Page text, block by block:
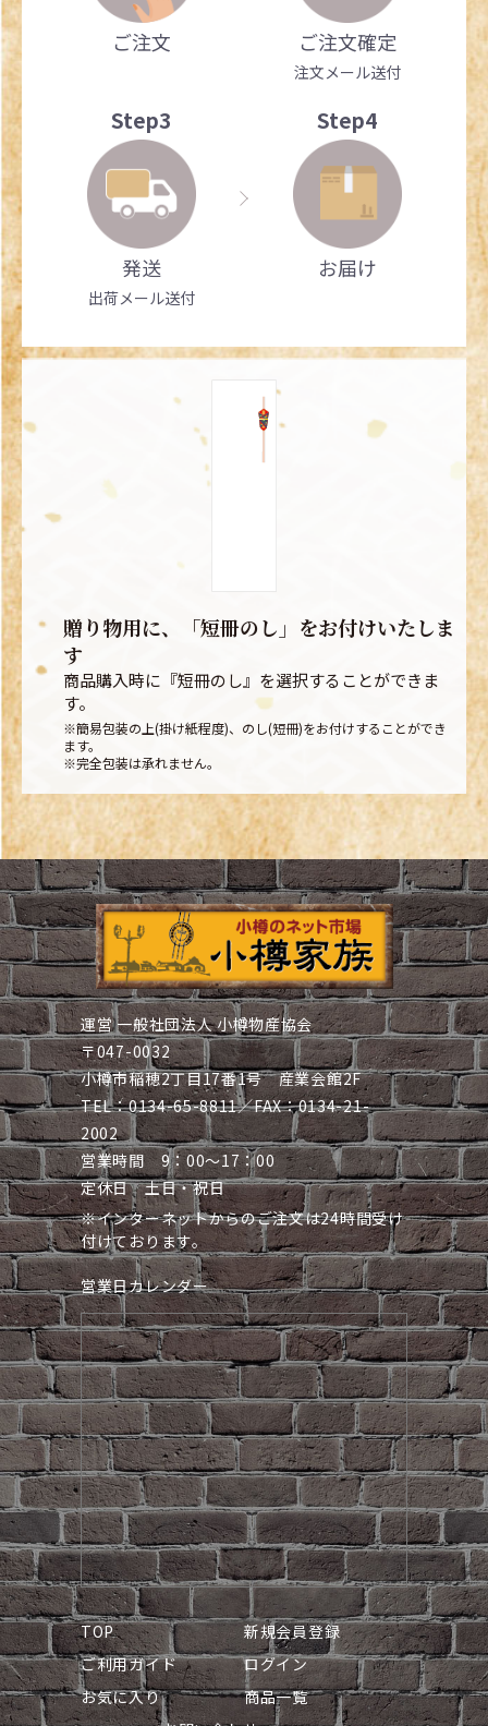
ご注文 ご注文確定
注文メール送付
Step3
発送
出荷メール送付
Step4
お届け
贈り物用に、「短冊のし」をお付けいたしま
す
商品購入時に『短冊のし』を選択することができま
す。
※簡易包装の上(掛け紙程度)、のし(短冊)をお付けすることができ
ます。
※完全包装は承れません。
運営 一般社団法人 小樽物産協会
〒047-0032
小樽市稲穂2丁目17番1号 産業会館2F
TEL：0134-65-8811／FAX：0134-21-
2002
営業時間 9：00～17：00
定休日 土日・祝日
※インターネットからのご注文は24時間受け
付けております。
営業日カレンダー
TOP
新規会員登録
ご利用ガイド
ログイン
お気に入り
商品一覧